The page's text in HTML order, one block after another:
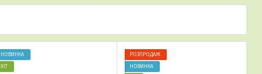
НОВИНКА
ХІТ
РОЗПРОДАЖ
НОВИНКА